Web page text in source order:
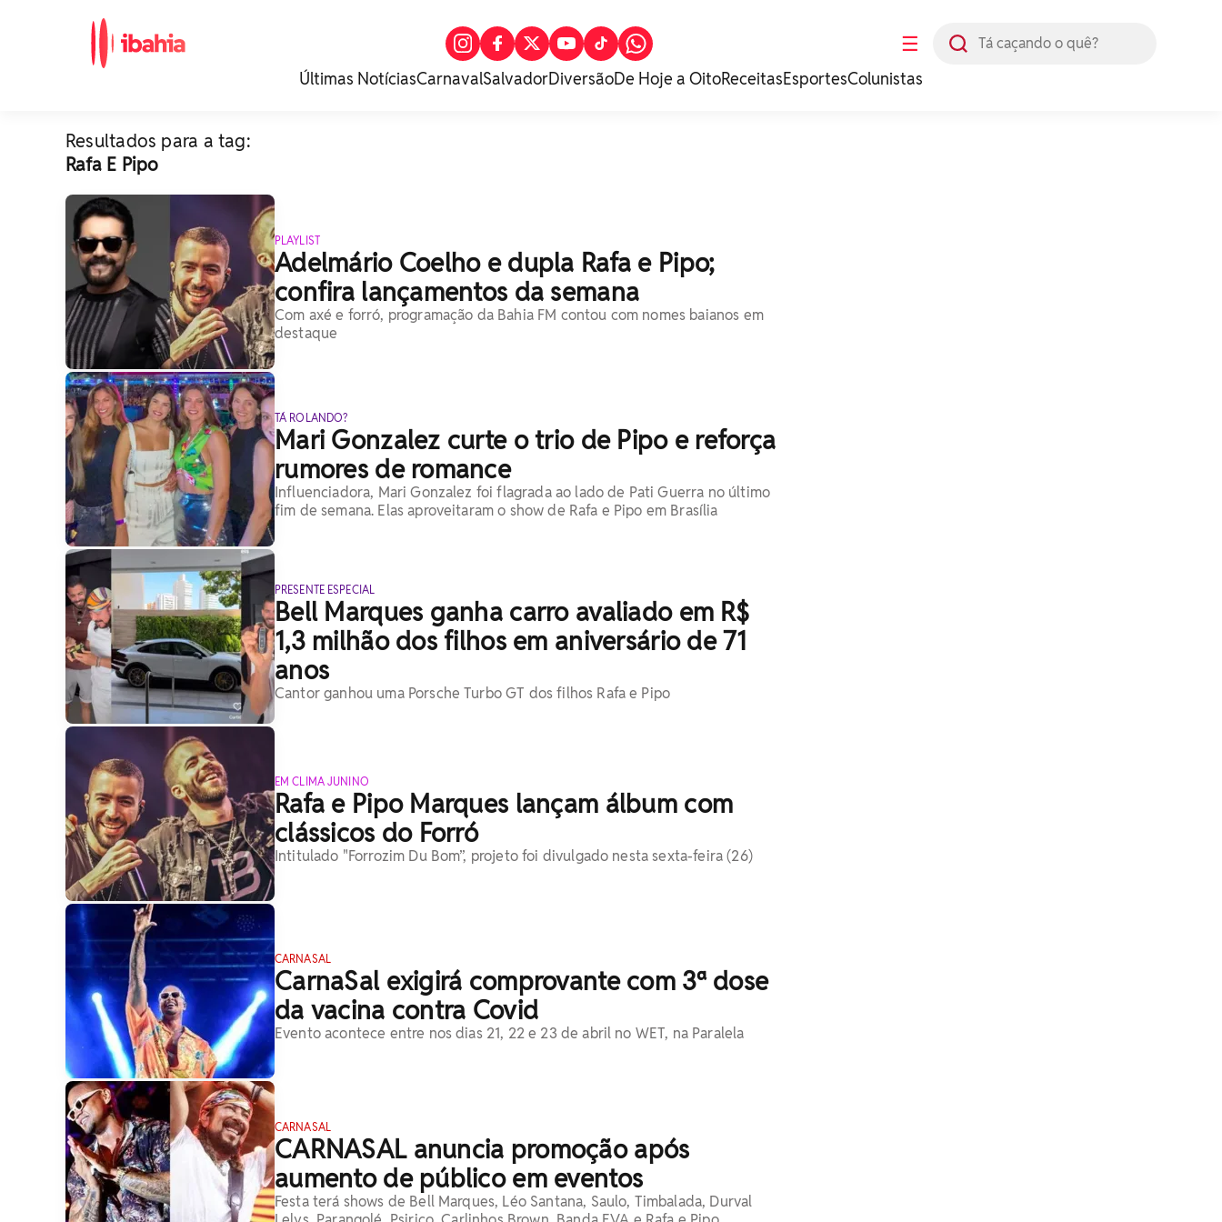
☰
Últimas NotíciasCarnavalSalvadorDiversãoDe Hoje a OitoReceitasEsportesColunistas
Resultados para a tag:
Rafa E Pipo
PLAYLIST
Adelmário Coelho e dupla Rafa e Pipo;
confira lançamentos da semana
Com axé e forró, programação da Bahia FM contou com nomes baianos em
destaque
TÁ ROLANDO?
Mari Gonzalez curte o trio de Pipo e reforça
rumores de romance
Influenciadora, Mari Gonzalez foi flagrada ao lado de Pati Guerra no último
fim de semana. Elas aproveitaram o show de Rafa e Pipo em Brasília
PRESENTE ESPECIAL
Bell Marques ganha carro avaliado em R$
1,3 milhão dos filhos em aniversário de 71
anos
Cantor ganhou uma Porsche Turbo GT dos filhos Rafa e Pipo
EM CLIMA JUNINO
Rafa e Pipo Marques lançam álbum com
clássicos do Forró
Intitulado "Forrozim Du Bom”, projeto foi divulgado nesta sexta-feira (26)
CARNASAL
CarnaSal exigirá comprovante com 3ª dose
da vacina contra Covid
Evento acontece entre nos dias 21, 22 e 23 de abril no WET, na Paralela
CARNASAL
CARNASAL anuncia promoção após
aumento de público em eventos
Festa terá shows de Bell Marques, Léo Santana, Saulo, Timbalada, Durval